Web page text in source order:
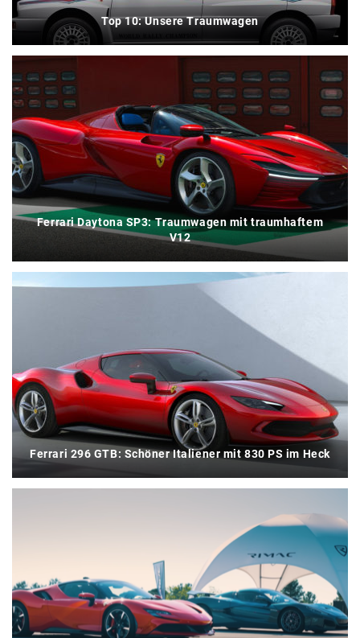
Top 10: Unsere Traumwagen
Ferrari Daytona SP3: Traumwagen mit traumhaftem
V12
Ferrari 296 GTB: Schöner Italiener mit 830 PS im Heck